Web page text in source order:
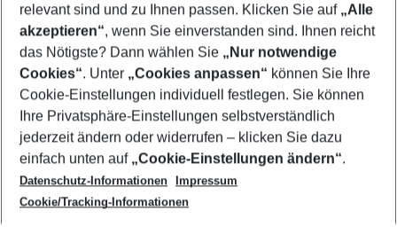
Footer
Footer navigation
Über uns
AGB
Cookie-Einstellungen ändern
Cookie-Richtlinie
Datenschutz
Service & Hilfe
Barrierefreies Reisen
Check-in
Folgen Sie uns
relevant sind und zu Ihnen passen. Klicken Sie auf „Alle
akzeptieren“, wenn Sie einverstanden sind. Ihnen reicht
das Nötigste? Dann wählen Sie „Nur notwendige
Cookies“. Unter „Cookies anpassen“ können Sie Ihre
Cookie-Einstellungen individuell festlegen. Sie können
Ihre Privatsphäre-Einstellungen selbstverständlich
jederzeit ändern oder widerrufen – klicken Sie dazu
einfach unten auf „Cookie-Einstellungen ändern“.
Datenschutz-Informationen
Impressum
Cookie/Tracking-Informationen